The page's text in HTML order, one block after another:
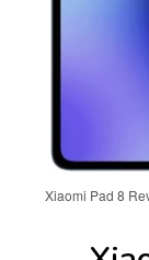
Xiaomi Pad 8